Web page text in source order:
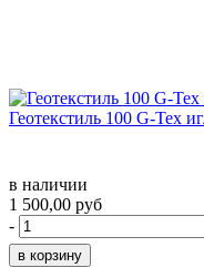
Геотекстиль 100 G-Tex
в наличии
1 500,00 руб
-